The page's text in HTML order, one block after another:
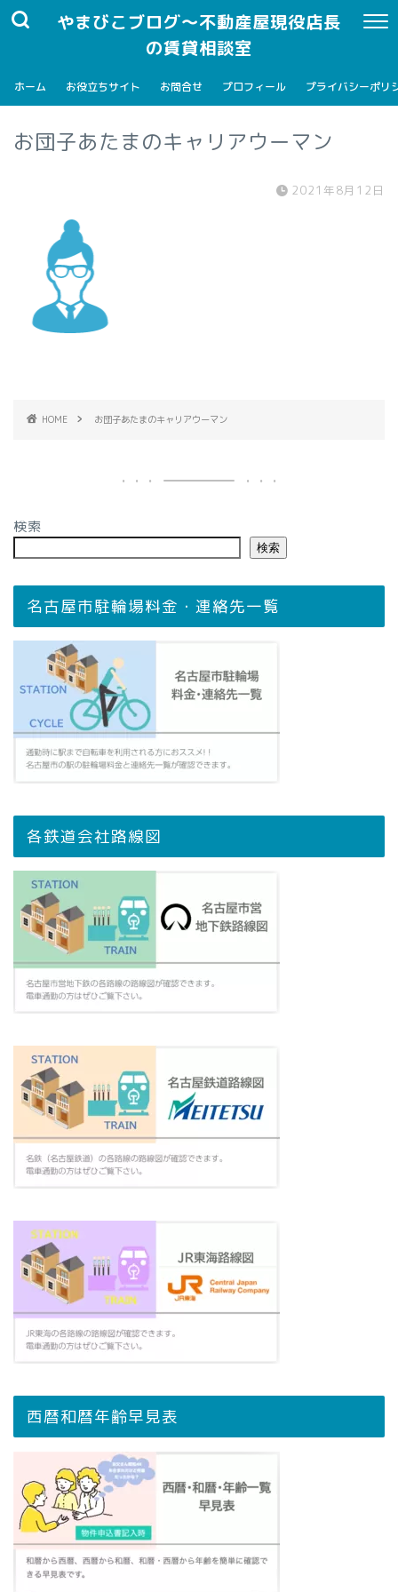
やまびこブログ～不動産屋現役店長
の賃貸相談室
ホーム お役立ちサイト お問合せ プロフィール プライバシーポリ
お団子あたまのキャリアウーマン
2021年8月12日
HOME お団子あたまのキャリアウーマン
検索
検索
名古屋市駐輪場料金・連絡先一覧
各鉄道会社路線図
西暦和暦年齢早見表